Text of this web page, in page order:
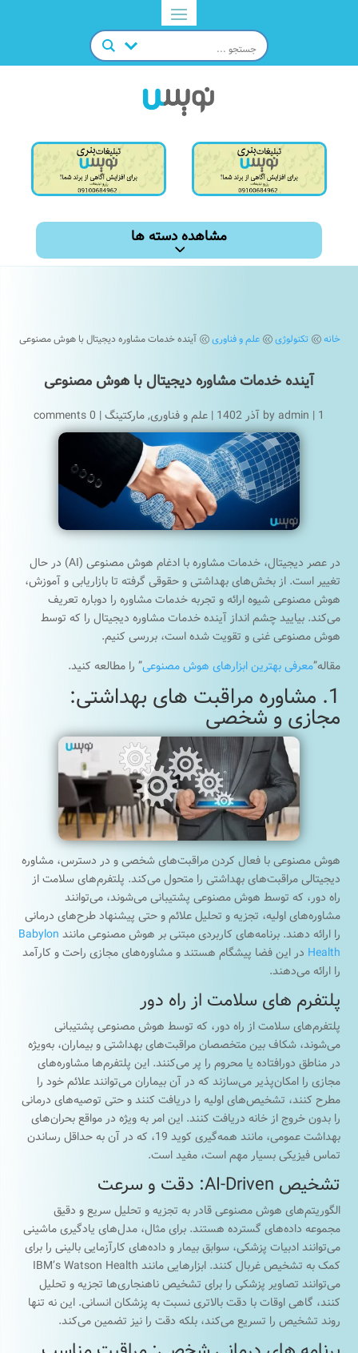
مشاهده دسته ها
خانه @ تکنولوژی @ علم و فناوری @ آینده خدمات مشاوره دیجیتال با هوش مصنوعی
آینده خدمات مشاوره دیجیتال با هوش مصنوعی
by admin | 1 آذر 1402 | علم و فناوری,مارکتینگ|
0 comments
در عصر دیجیتال، خدمات مشاوره با ادغام هوش مصنوعی (AI) در حال
تغییر است. از بخش‌های بهداشتی و حقوقی گرفته تا بازاریابی و آموزش،
هوش مصنوعی شیوه ارائه و تجربه خدمات مشاوره را دوباره تعریف
می‌کند. بیایید چشم انداز آینده خدمات مشاوره دیجیتال را که توسط
هوش مصنوعی غنی و تقویت شده است، بررسی کنیم.
مقاله”معرفی بهترین ابزارهای هوش مصنوعی” را مطالعه کنید.
1. مشاوره مراقبت های بهداشتی:
مجازی و شخصی
هوش مصنوعی با فعال کردن مراقبت‌های شخصی و در دسترس، مشاوره
دیجیتالی مراقبت‌های بهداشتی را متحول می‌کند. پلتفرم‌های سلامت از
راه دور، که توسط هوش مصنوعی پشتیبانی می‌شوند، می‌توانند
مشاوره‌های اولیه، تجزیه و تحلیل علائم و حتی پیشنهاد طرح‌های درمانی
را ارائه دهند. برنامه‌های کاربردی مبتنی بر هوش مصنوعی مانند Babylon
Health در این فضا پیشگام هستند و مشاوره‌های مجازی راحت و کارآمد
را ارائه می‌دهند.
پلتفرم های سلامت از راه دور
پلتفرم‌های سلامت از راه دور، که توسط هوش مصنوعی پشتیبانی
می‌شوند، شکاف بین متخصصان مراقبت‌های بهداشتی و بیماران، به‌ویژه
در مناطق دورافتاده یا محروم را پر می‌کنند. این پلتفرم‌ها مشاوره‌های
مجازی را امکان‌پذیر می‌سازند که در آن بیماران می‌توانند علائم خود را
مطرح کنند، تشخیص‌های اولیه را دریافت کنند و حتی توصیه‌های درمانی
را بدون خروج از خانه دریافت کنند. این امر به ویژه در مواقع بحران‌های
بهداشت عمومی، مانند همه‌گیری کوید 19، که در آن به حداقل رساندن
تماس فیزیکی بسیار مهم است، مفید است.
تشخیص AI-Driven: دقت و سرعت
الگوریتم‌های هوش مصنوعی قادر به تجزیه و تحلیل سریع و دقیق
مجموعه داده‌های گسترده هستند. برای مثال، مدل‌های یادگیری ماشینی
می‌توانند ادبیات پزشکی، سوابق بیمار و داده‌های کارآزمایی بالینی را برای
کمک به تشخیص غربال کنند. ابزارهایی مانند IBM’s Watson Health
می‌توانند تصاویر پزشکی را برای تشخیص ناهنجاری‌ها تجزیه و تحلیل
کنند، گاهی اوقات با دقت بالاتری نسبت به پزشکان انسانی. این نه تنها
روند تشخیص را تسریع می‌کند، بلکه دقت را نیز تضمین می‌کند.